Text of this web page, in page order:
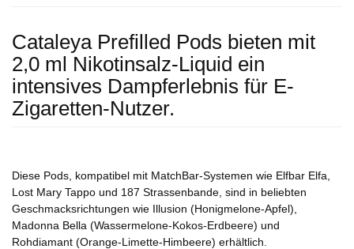
Cataleya Prefilled Pods bieten mit
2,0 ml Nikotinsalz-Liquid ein
intensives Dampferlebnis für E-
Zigaretten-Nutzer.
Diese Pods, kompatibel mit MatchBar-Systemen wie Elfbar Elfa,
Lost Mary Tappo und 187 Strassenbande, sind in beliebten
Geschmacksrichtungen wie Illusion (Honigmelone-Apfel),
Madonna Bella (Wassermelone-Kokos-Erdbeere) und
Rohdiamant (Orange-Limette-Himbeere) erhältlich.